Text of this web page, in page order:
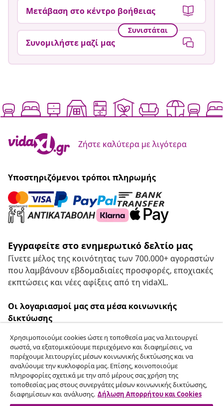
Μετάβαση στο κέντρο βοήθειας
Συνιστάται
Συνομιλήστε μαζί μας
Ζήστε καλύτερα με λιγότερα
Υποστηριζόμενοι τρόποι πληρωμής
Εγγραφείτε στο ενημερωτικό δελτίο μας
Γίνετε μέλος της κοινότητας των 700.000+ αγοραστών
που λαμβάνουν εβδομαδιαίες προσφορές, εποχιακές
εκπτώσεις και νέες αφίξεις από τη vidaXL.
Οι λογαριασμοί μας στα μέσα κοινωνικής
δικτύωσης
Υπαναχώρηση από τη σύμβαση
Υποβάλετε αίτημα υπαναχώρησης για την
παραγγελία σας.
Χρησιμοποιούμε cookies ώστε η τοποθεσία μας να λειτουργεί
σωστά, να εξατομικεύουμε περιεχόμενο και διαφημίσεις, να
παρέχουμε λειτουργίες μέσων κοινωνικής δικτύωσης και να
αναλύουμε την κυκλοφορία μας. Επίσης, κοινοποιούμε
πληροφορίες σχετικά με την από μέρους σας χρήση της
τοποθεσίας μας στους συνεργάτες μέσων κοινωνικής δικτύωσης,
διαφημίσεων και ανάλυσης. Δήλωση Απορρήτου και Cookies